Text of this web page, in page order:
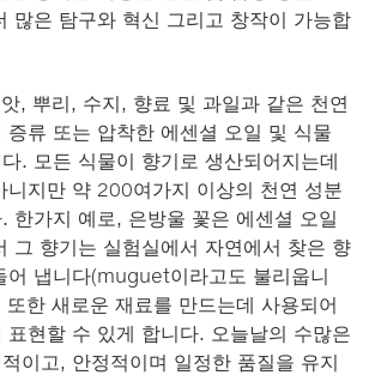
많은 탐구와 혁신 그리고 창작이 가능합
, 뿌리, 수지, 향료 및 과일과 같은 천연
증류 또는 압착한 에센셜 오일 및 식물
. 모든 식물이 향기로 생산되어지는데
니지만 약 200여가지 이상의 천연 성분
한가지 예로, 은방울 꽃은 에센셜 오일
그 향기는 실험실에서 자연에서 찾은 향
어 냅니다(muguet이라고도 불리웁니
한 새로운 재료를 만드는데 사용되어
표현할 수 있게 합니다. 오늘날의 수많은
이고, 안정적이며 일정한 품질을 유지